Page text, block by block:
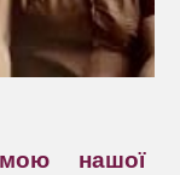
нашої